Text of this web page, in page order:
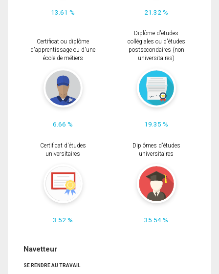
13.61 % 21.32 %
Certificat ou diplôme
d'apprentissage ou d'une
école de métiers
6.66 %
Diplôme d'études
collégiales ou d'études
postsecondaires (non
universitaires)
19.35 %
Certificat d'études
universitaires
3.52 %
Diplômes d'études
universitaires
35.54 %
Navetteur
SE RENDRE AU TRAVAIL